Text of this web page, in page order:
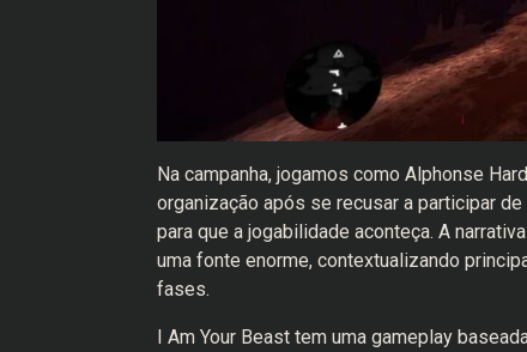
Na campanha, jogamos como Alphonse
organização após se recusar a participar
para que a jogabilidade aconteça. A
uma fonte enorme, contextualizando
fases.
I Am Your Beast tem uma gameplay